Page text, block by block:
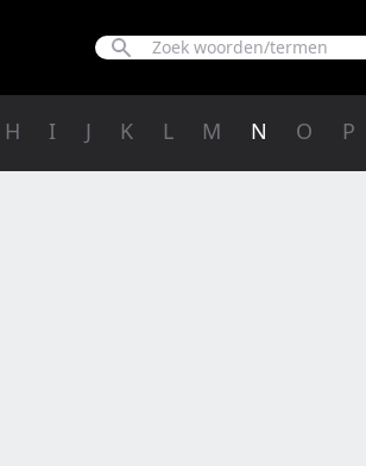
H I J K L M N O P